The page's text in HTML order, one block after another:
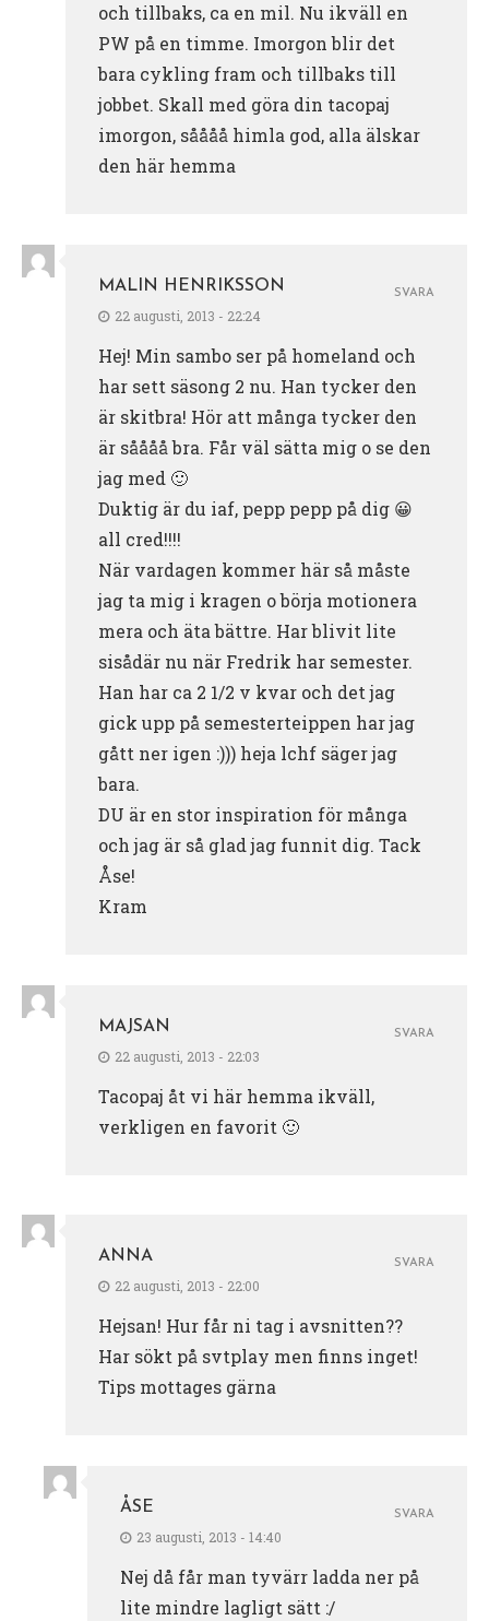
och tillbaks, ca en mil. Nu ikväll en
PW på en timme. Imorgon blir det
bara cykling fram och tillbaks till
jobbet. Skall med göra din tacopaj
imorgon, såååå himla god, alla älskar
den här hemma
MALIN HENRIKSSON
22 augusti, 2013 - 22:24
Hej! Min sambo ser på homeland och
har sett säsong 2 nu. Han tycker den
är skitbra! Hör att många tycker den
är såååå bra. Får väl sätta mig o se den
jag med 🙂
Duktig är du iaf, pepp pepp på dig 😀
all cred!!!!
När vardagen kommer här så måste
jag ta mig i kragen o börja motionera
mera och äta bättre. Har blivit lite
sisådär nu när Fredrik har semester.
Han har ca 2 1/2 v kvar och det jag
gick upp på semesterteippen har jag
gått ner igen :))) heja lchf säger jag
bara.
DU är en stor inspiration för många
och jag är så glad jag funnit dig. Tack
Åse!
Kram
SVARA
MAJSAN
22 augusti, 2013 - 22:03
Tacopaj åt vi här hemma ikväll,
verkligen en favorit 🙂
SVARA
ANNA
22 augusti, 2013 - 22:00
Hejsan! Hur får ni tag i avsnitten??
Har sökt på svtplay men finns inget!
Tips mottages gärna
SVARA
ÅSE
23 augusti, 2013 - 14:40
Nej då får man tyvärr ladda ner på
lite mindre lagligt sätt :/
SVARA